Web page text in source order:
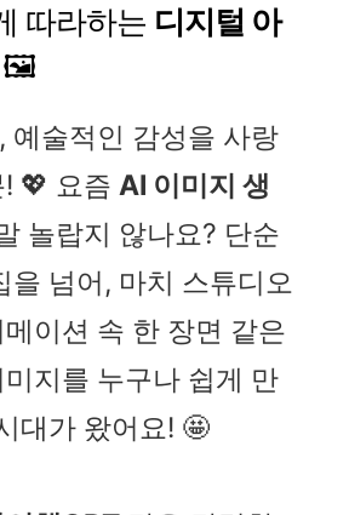
따라하는 디지털 아
🖼️
예술적인 감성을 사랑
💖 요즘 AI 이미지 생
놀랍지 않나요? 단순
을 넘어, 마치 스튜디오
이션 속 한 장면 같은
지를 누구나 쉽게 만
대가 왔어요! 🤩